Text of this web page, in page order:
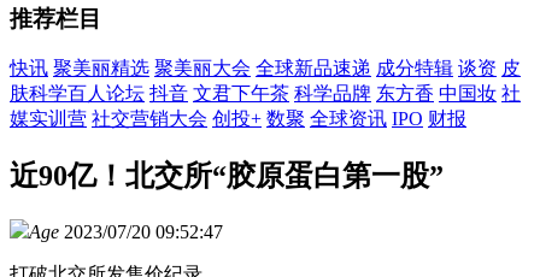
推荐栏目
快讯 聚美丽精选 聚美丽大会 全球新品速递 成分特辑 谈资 皮
肤科学百人论坛 抖音 文君下午茶 科学品牌 东方香 中国妆 社
媒实训营 社交营销大会 创投+ 数聚 全球资讯 IPO 财报
近90亿！北交所“胶原蛋白第一股”
Age 2023/07/20 09:52:47